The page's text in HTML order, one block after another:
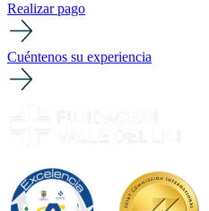
Realizar pago
Cuéntenos su experiencia